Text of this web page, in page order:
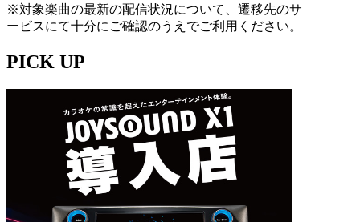
※対象楽曲の最新の配信状況について、遷移先のサ
ービスにて十分にご確認のうえでご利用ください。
PICK UP